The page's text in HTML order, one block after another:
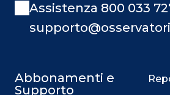
Assistenza 800 033
Abbonamenti e
Supporto